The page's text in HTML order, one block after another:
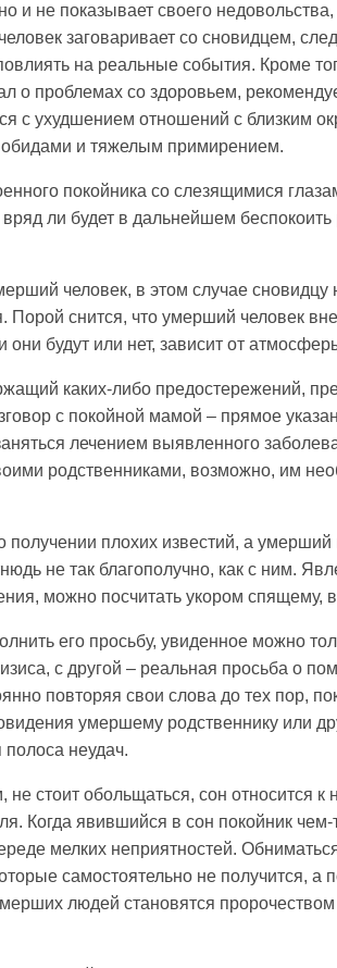
и не показывает своего
заговаривает со сновидцем,
на реальные события. Кроме
о проблемах со здоровьем,
с ухудшением отношений с близким
обидами и тяжелым примирением.
покойника со слезящимися
ли будет в дальнейшем
человек, в этом случае сновидцу
Порой снится, что умерший человек
будут или нет, зависит от
каких-либо предостережений,
с покойной мамой – прямое
лечением выявленного
родственниками, возможно, им
плохих известий, а
не так благополучно, как с ним.
можно посчитать укором
его просьбу, увиденное можно
с другой – реальная просьба о
повторяя свои слова до тех пор,
умершему родственнику или
полоса неудач.
не стоит обольщаться, сон относится
Когда явившийся в сон покойник
мелких неприятностей.
самостоятельно не получится,
людей становятся пророчеством